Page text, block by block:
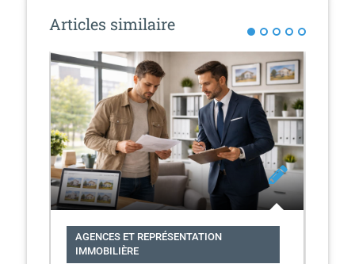
t
o
n
Articles similaire
AGENCES ET REPRÉSENTATION
IMMOBILIÈRE